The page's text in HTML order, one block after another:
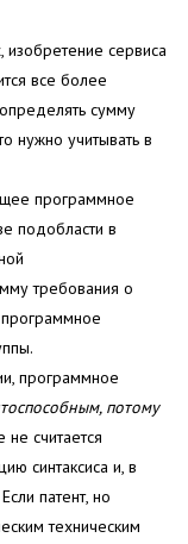
изобретение сервиса
все более
сумму
нужно учитывать в
программное
подобласти в
требования о
программное
потому
считается
синтаксиса и, в
патент, но
техническим